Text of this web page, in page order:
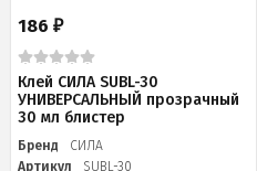
186 ₽
Клей СИЛА SUBL-30
УНИВЕРСАЛЬНЫЙ прозрачный
30 мл блистер
Бренд
СИЛА
Артикул
SUBL-30